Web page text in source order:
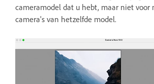
cameramodel dat u hebt, maar niet voor
camera's van hetzelfde model.